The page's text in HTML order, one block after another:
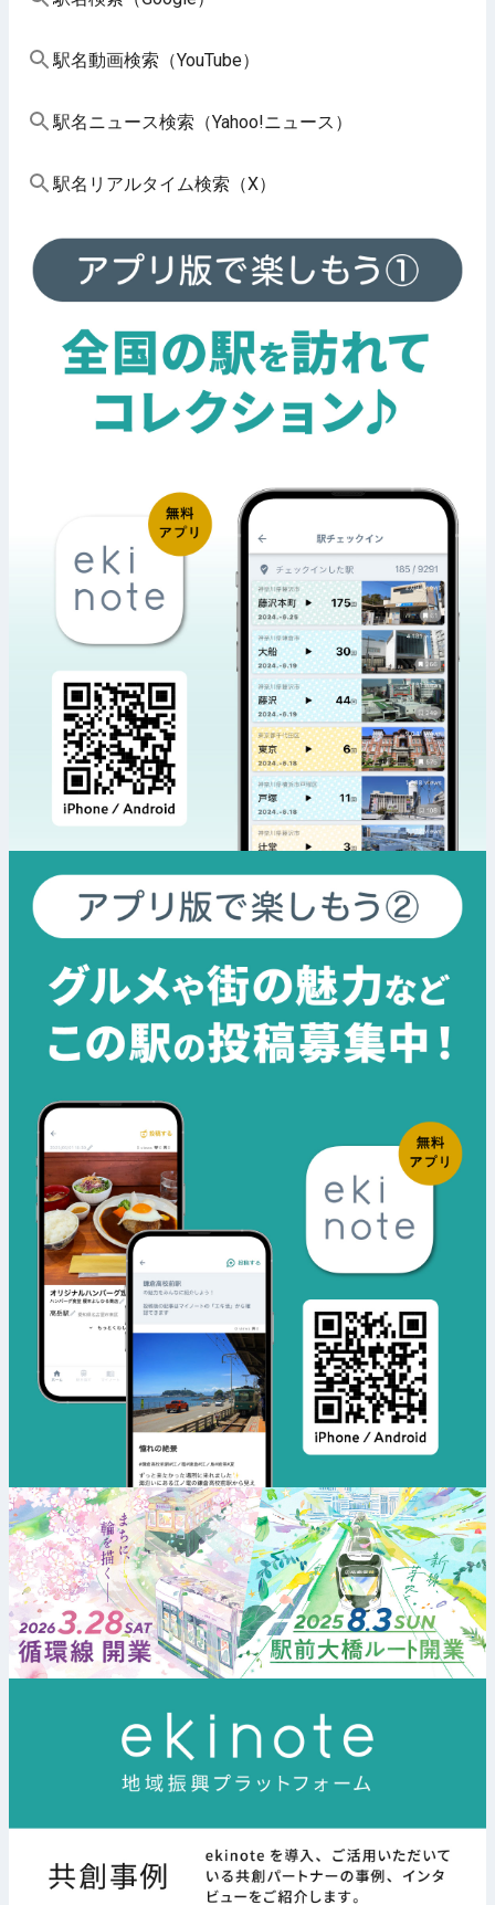
駅名動画検索（YouTube）
駅名ニュース検索（Yahoo!ニュース）
駅名リアルタイム検索（X）